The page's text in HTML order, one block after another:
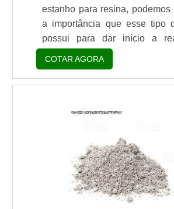
estanho para resina, podemos
a importância que esse tipo
possui para dar início a
processos químicos. Com a
catalisador de estanho é
controle maior sobre a
reações podem alcançar um
resultados mais efetivos.
UMA FÁCIL
ÉSTERESEsse tipo de
fácil solução em ésteres, e seu
COTAR AGORA